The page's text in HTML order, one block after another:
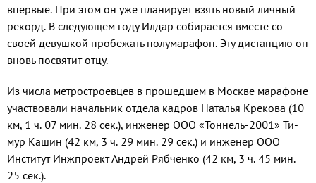
впервые. При этом он уже пла­нирует взять новый личный
ре­корд. В следующем году Илдар собирается вместе со
своей де­вушкой пробежать полумара­фон. Эту дистанцию он
вновь посвятит отцу.
Из числа метростроевцев в прошедшем в Москве марафо­не
участвовали начальник от­дела кадров Наталья Крекова (10
км, 1 ч. 07 мин. 28 сек.), ин­женер ООО «Тоннель-2001» Ти­
мур Кашин (42 км, 3 ч. 29 мин. 29 сек.) и инженер ООО
Инсти­тут Инжпроект Андрей Рябчен­ко (42 км, 3 ч. 45 мин.
25 сек.).